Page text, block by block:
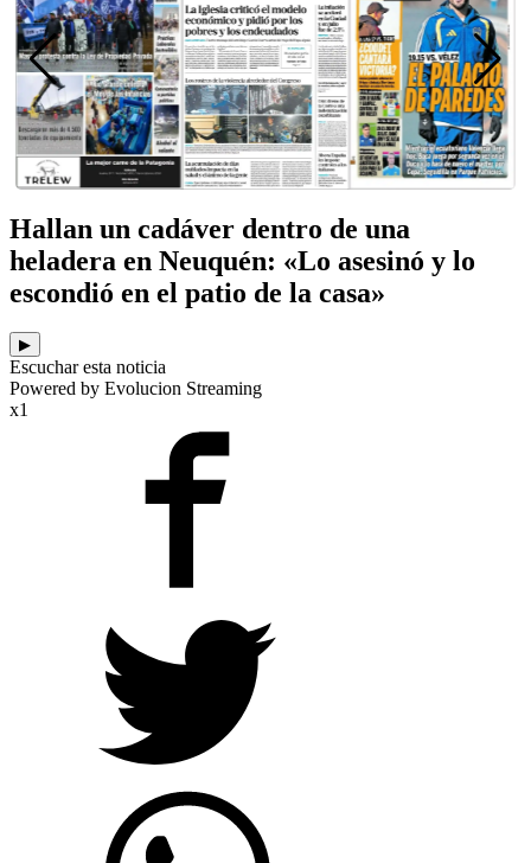
Hallan un cadáver dentro de una
heladera en Neuquén: «Lo asesinó y lo
escondió en el patio de la casa»
▶
Escuchar esta noticia
Powered by Evolucion Streaming
x1